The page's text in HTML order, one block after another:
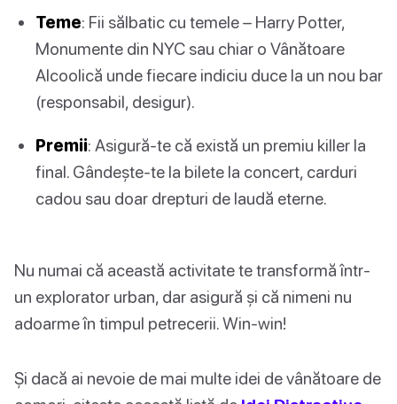
Teme: Fii sălbatic cu temele – Harry Potter,
Monumente din NYC sau chiar o Vânătoare
Alcoolică unde fiecare indiciu duce la un nou bar
(responsabil, desigur).
Premii: Asigură-te că există un premiu killer la
final. Gândește-te la bilete la concert, carduri
cadou sau doar drepturi de laudă eterne.
Nu numai că această activitate te transformă într-
un explorator urban, dar asigură și că nimeni nu
adoarme în timpul petrecerii. Win-win!
Și dacă ai nevoie de mai multe idei de vânătoare de